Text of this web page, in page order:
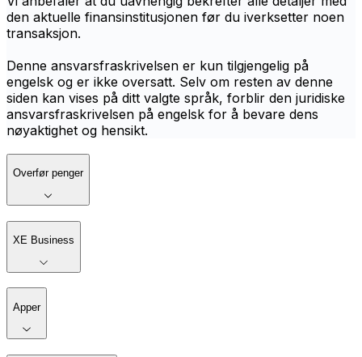
den aktuelle finansinstitusjonen før du iverksetter noen
transaksjon.
Denne ansvarsfraskrivelsen er kun tilgjengelig på
engelsk og er ikke oversatt. Selv om resten av denne
siden kan vises på ditt valgte språk, forblir den juridiske
ansvarsfraskrivelsen på engelsk for å bevare dens
nøyaktighet og hensikt.
Overfør penger
XE Business
Apper